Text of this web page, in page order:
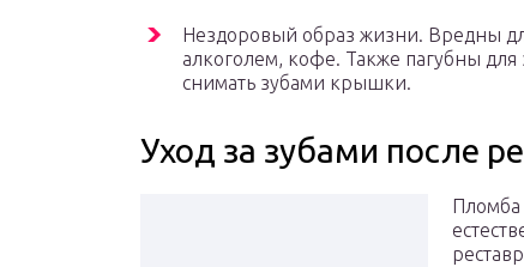
Нездоровый образ жизни. Вредны
алкоголем, кофе. Также пагубны
снимать зубами крышки.
Уход за зубами после
Пломба